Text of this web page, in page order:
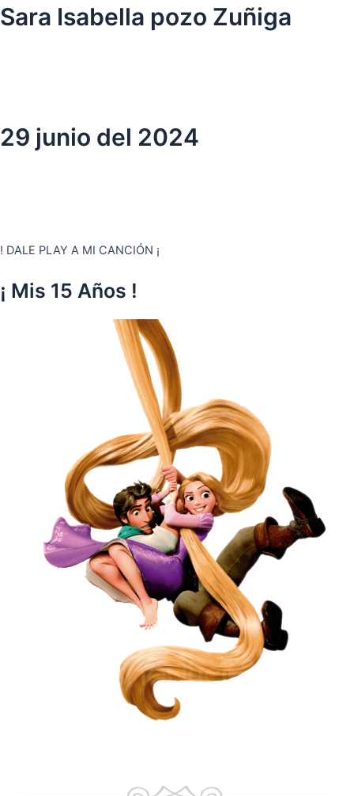
Ir
al
Sara Isabella pozo Zuñiga
29 junio del 2024
! DALE PLAY A MI CANCIÓN ¡
¡ Mis 15 Años !